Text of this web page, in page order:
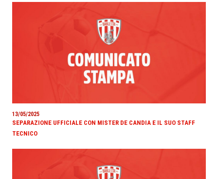
13/05/2025
SEPARAZIONE UFFICIALE CON MISTER DE CANDIA E IL SUO STAFF
TECNICO